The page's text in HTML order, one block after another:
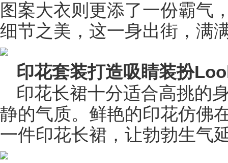
图案大衣则更添了一份霸气
细节之美，这一身出街，满
印花套装打造吸睛装扮
印花长裙十分适合高挑的
静的气质。鲜艳的印花仿佛
一件印花长裙，让勃勃生气